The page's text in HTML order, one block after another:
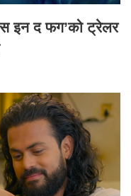
इन द फग’को ट्रेलर